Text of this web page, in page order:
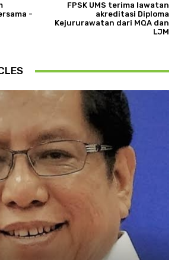
-
FPSK UMS terima lawatan
akreditasi Diploma
Kejururawatan dari MQA dan
LJM